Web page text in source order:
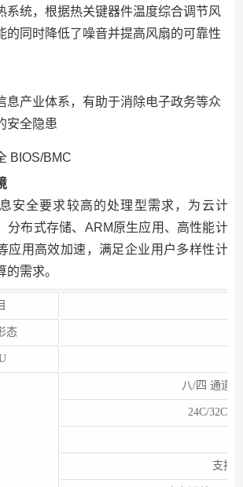
系统，根据热关键器件温度综合调节风
的同时降低了噪音并提高风扇的可靠性
息产业体系，有助于消除电子政务等众
安全隐患
BIOS/BMC
安全要求较高的处理型需求，为云计
分布式存储、ARM原生应用、高性能计
应用高效加速，满足企业用户多样性计
需求。
态
八/四 通道
24C/32C为
支持